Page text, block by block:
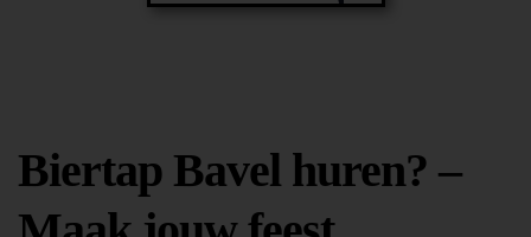
Biertap Bavel huren? –